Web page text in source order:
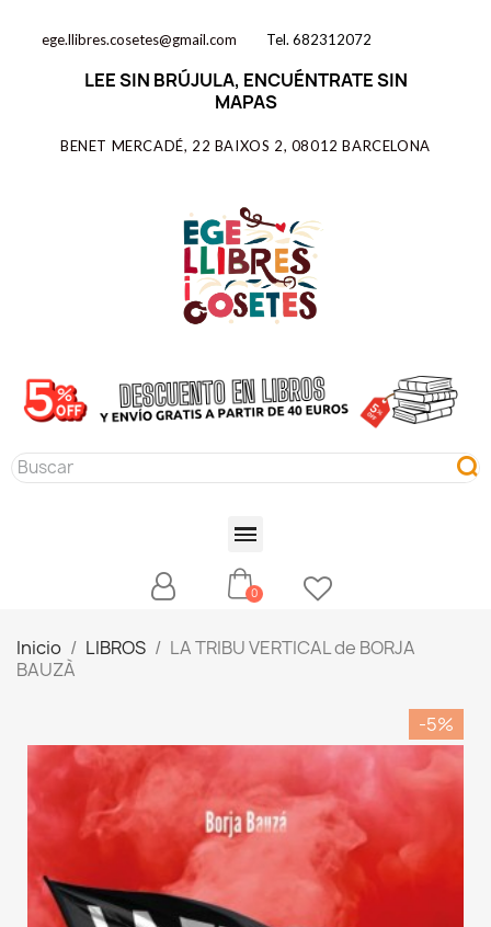
ege.llibres.cosetes@gmail.com Tel. 682312072
LEE SIN BRÚJULA, ENCUÉNTRATE SIN
MAPAS
BENET MERCADÉ, 22 BAIXOS 2, 08012 BARCELONA
Inicio LIBROS
LA TRIBU VERTICAL de BORJA
BAUZÀ
-5%